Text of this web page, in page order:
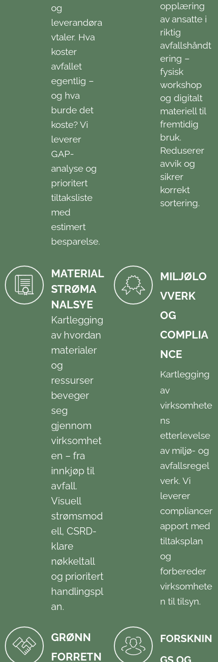
og
leverandøra
vtaler. Hva
koster
avfallet
egentlig –
og hva
burde det
koste? Vi
leverer
GAP-
analyse og
prioritert
tiltaksliste
med
estimert
besparelse.
opplæring
av ansatte i
riktig
avfallshåndt
ering –
fysisk
workshop
og digitalt
materiell til
fremtidig
bruk.
Reduserer
avvik og
sikrer
korrekt
sortering.
MATERIAL
STRØMA
NALSYE
Kartlegging
av hvordan
materialer
og
ressurser
beveger
seg
gjennom
virksomhet
en – fra
innkjøp til
avfall.
Visuell
strømsmod
ell, CSRD-
klare
nøkkeltall
og prioritert
handlingspl
an.
MILJØLO
VVERK
OG
COMPLIA
NCE
Kartlegging
av
virksomhete
ns
etterlevelse
av miljø- og
avfallsregel
verk. Vi
leverer
compliancer
apport med
tiltaksplan
og
forbereder
virksomhete
n til tilsyn.
GRØNN
FORRETN
FORSKNIN